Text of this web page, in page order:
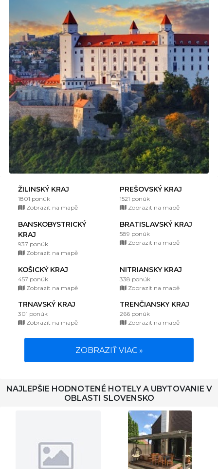
ŽILINSKÝ KRAJ
1801 ponúk
Zobrazit na mapě
PREŠOVSKÝ KRAJ
1521 ponúk
Zobrazit na mapě
BANSKOBYSTRICKÝ
KRAJ
937 ponúk
Zobrazit na mapě
BRATISLAVSKÝ KRAJ
589 ponúk
Zobrazit na mapě
KOŠICKÝ KRAJ
457 ponúk
Zobrazit na mapě
NITRIANSKY KRAJ
338 ponúk
Zobrazit na mapě
TRNAVSKÝ KRAJ
301 ponúk
Zobrazit na mapě
TRENČIANSKY KRAJ
266 ponúk
Zobrazit na mapě
ZOBRAZIŤ VIAC »
NAJLEPŠIE HODNOTENÉ HOTELY A UBYTOVANIE V
OBLASTI SLOVENSKO